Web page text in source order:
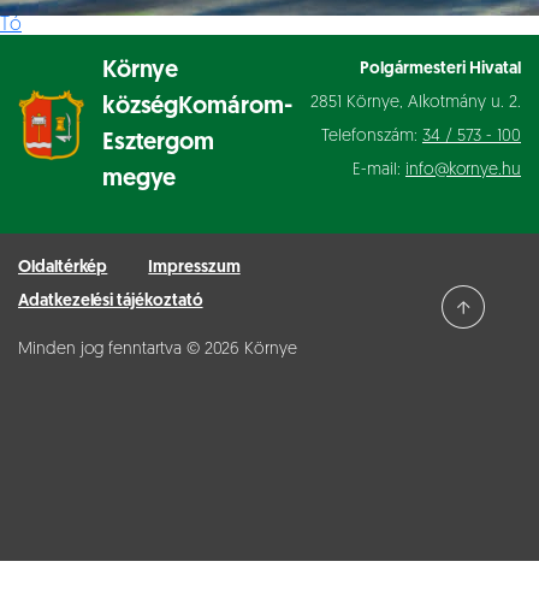
Tó
Környe
község Komárom-
Esztergom
megye
Polgármesteri Hivatal
2851 Környe, Alkotmány u. 2.
Telefonszám: 34 / 573 - 100
E-mail: info@kornye.hu
Oldaltérkép
Impresszum
Adatkezelési tájékoztató
Minden jog fenntartva © 2026 Környe